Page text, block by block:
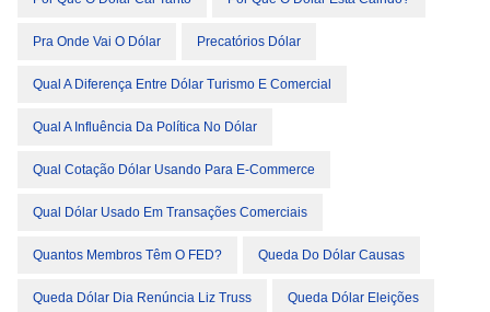
Pra Onde Vai O Dólar Precatórios Dólar
Qual A Diferença Entre Dólar Turismo E Comercial
Qual A Influência Da Política No Dólar
Qual Cotação Dólar Usando Para E-Commerce
Qual Dólar Usado Em Transações Comerciais
Quantos Membros Têm O FED? Queda Do Dólar Causas
Queda Dólar Dia Renúncia Liz Truss Queda Dólar Eleições